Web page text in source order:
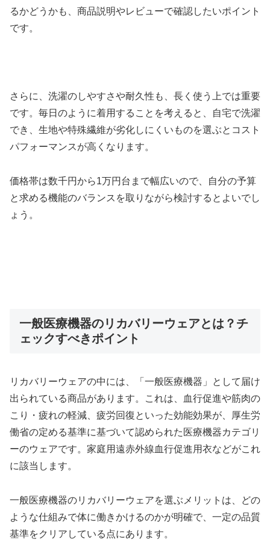
るかどうかも、商品説明やレビューで確認したいポイント
です。
さらに、洗濯のしやすさや耐久性も、長く使う上では重要
です。毎日のように着用することを考えると、自宅で洗濯
でき、生地や特殊繊維が劣化しにくいものを選ぶとコスト
パフォーマンスが高くなります。
価格帯は数千円から1万円台まで幅広いので、自分の予算
と求める機能のバランスを取りながら検討するとよいでし
ょう。
一般医療機器のリカバリーウェアとは？チ
ェックすべきポイント
リカバリーウェアの中には、「一般医療機器」として届け
出られている商品があります。これは、血行促進や筋肉の
こり・疲れの軽減、疲労回復といった効能効果が、厚生労
働省の定める基準に基づいて認められた医療機器カテゴリ
ーのウェアです。家庭用遠赤外線血行促進用衣などがこれ
に該当します。
一般医療機器のリカバリーウェアを選ぶメリットは、どの
ような仕組みで体に働きかけるのかが明確で、一定の品質
基準をクリアしている点にあります。